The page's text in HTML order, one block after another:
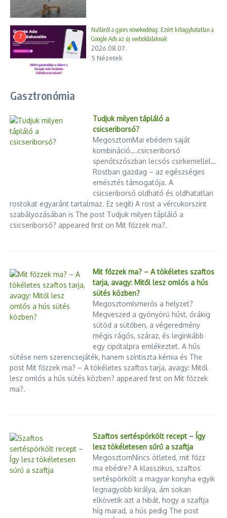
7
Nulláról a gyors növekedésig: Ezért kihagyhatatlan a
Google Ads az új weboldalaknak
2026.08.07.
5 Nézetek
Gasztronómia
Tudjuk milyen tápláló a
csicseriborsó?
MegosztomMai ebédem saját
kombináció….csicseriborsó
spenótszószban lecsós csirkemellel…
Rostban gazdag – az egészséges
emésztés támogatója. A
csicseriborsó oldható és oldhatatlan
rostokat egyaránt tartalmaz. Ez segíti A rost a vércukorszint
szabályozásában is The post Tudjuk milyen tápláló a
csicseriborsó? appeared first on Mit főzzek ma?.
Mit főzzek ma? – A tökéletes szaftos
tarja, avagy: Mitől lesz omlós a hús
sütés közben?
MegosztomIsmerős a helyzet?
Megveszed a gyönyörű húst, órákig
sütöd a sütőben, a végeredmény
mégis rágós, száraz, és leginkább
egy cipőtalpra emlékeztet. A hús
sütése nem szerencsejáték, hanem színtiszta kémia és The
post Mit főzzek ma? – A tökéletes szaftos tarja, avagy: Mitől
lesz omlós a hús sütés közben? appeared first on Mit főzzek
ma?.
Szaftos sertéspörkölt recept – Így
lesz tökéletesen sűrű a szaftja
MegosztomNincs ötleted, mit főzz
ma ebédre? A klasszikus, szaftos
sertéspörkölt a magyar konyha egyik
legnagyobb királya, ám sokan
elkövetik azt a hibát, hogy a szaftja
híg marad, a hús pedig The post